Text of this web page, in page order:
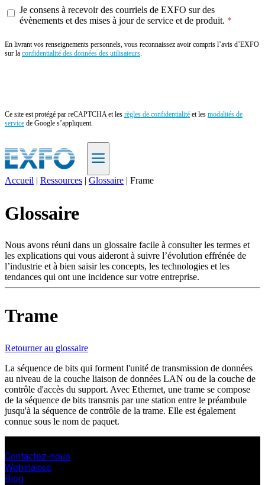
Je consens à recevoir des courriels de EXFO sur des
évènements et des mises à jour de service et de produit.
En livrant vos renseignements personnels, vous reconnaissez avoir compris l’avis d’EXFO
sur la confidentialité des données des utilisateurs.
Ce site est protégé par reCAPTCHA et les règles de confidentialité et les modalités de
service de Google s’appliquent.
Produits
Soutien
Services
Acheter
Ressources
nous
S'enregistrer
Entreprise
Emploi
Partenaires
Fournisseurs
Accueil | Ressources | Glossaire | Frame
Glossaire
Nous avons réuni dans un glossaire facile à consulter les termes et
les explications qui vous aideront à suivre l’évolution effrénée de
l’industrie et à bien saisir les concepts, les technologies et les
tendances qui ont une incidence sur votre entreprise.
Trame
Retourner au glossaire
La séquence de bits qui forment l'unité de transmission de données
au niveau de la couche liaison de données LAN ou de la couche de
contrôle d'accès du support. Avec Ethernet, une trame se compose
de la séquence de bits transmis par une station entre le préambule
jusqu'à la séquence de contrôle de la trame. Elle est également
connue sous le nom de paquet.
Contactez-nous
Webinaires
Blog